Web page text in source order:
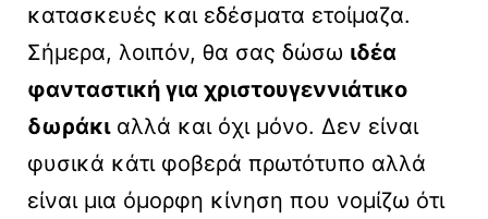
κατασκευές και εδέσματα ετοίμαζα.
Σήμερα, λοιπόν, θα σας δώσω ιδέα
φανταστική για χριστουγεννιάτικο
δωράκιαλλά και όχι μόνο. Δεν είναι
φυσικά κάτι φοβερά πρωτότυπο αλλά
είναι μια όμορφη κίνηση που νομίζω ότι